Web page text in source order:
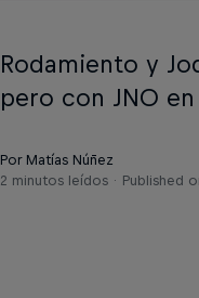
Rodamiento y
pero con JNO
Por Matías Núñez
2 minutos leídos
Published